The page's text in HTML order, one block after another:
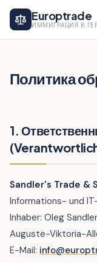
Europtrade
ИММИГРАЦИЯ В
Политика
1.
Sandler's Trade &
Informations- und
Inhaber: Oleg Sandler
Auguste-Viktoria-
E-Mail: